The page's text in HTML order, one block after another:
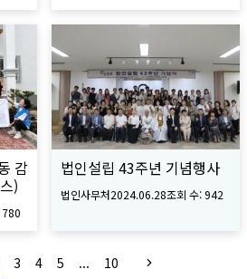
감
)
780
법인설립 43주년 기념행사
법인사무처2024.06.28조회 수:942
3 4 5 ... 10